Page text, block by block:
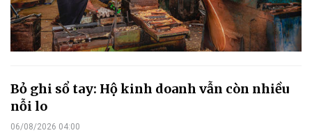
Bỏ ghi sổ tay: Hộ kinh doanh vẫn còn nhiều
nỗi lo
06/08/2026 04:00